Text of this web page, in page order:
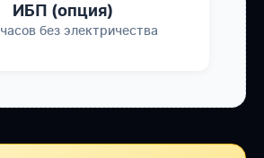
ИБП (опция)
без электричества